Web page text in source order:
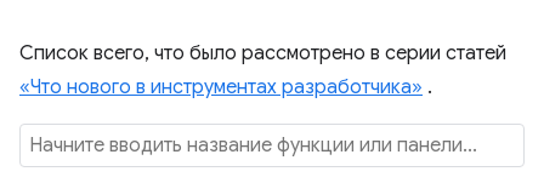
Список всего, что было рассмотрено в серии статей
«Что нового в инструментах разработчика» .